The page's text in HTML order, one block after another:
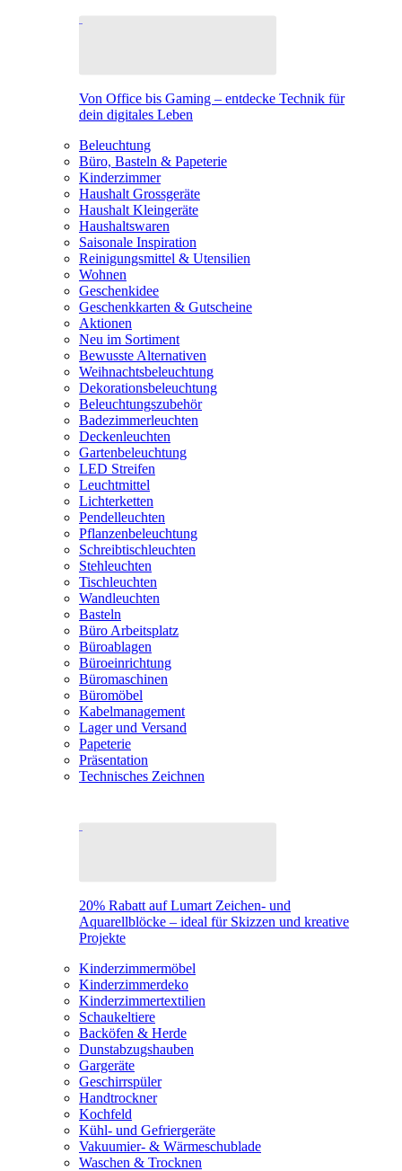
Von Office bis Gaming – entdecke Technik für
dein digitales Leben
Beleuchtung
Büro, Basteln & Papeterie
Kinderzimmer
Haushalt Grossgeräte
Haushalt Kleingeräte
Haushaltswaren
Saisonale Inspiration
Reinigungsmittel & Utensilien
Wohnen
Geschenkidee
Geschenkkarten & Gutscheine
Aktionen
Neu im Sortiment
Bewusste Alternativen
Weihnachtsbeleuchtung
Dekorationsbeleuchtung
Beleuchtungszubehör
Badezimmerleuchten
Deckenleuchten
Gartenbeleuchtung
LED Streifen
Leuchtmittel
Lichterketten
Pendelleuchten
Pflanzenbeleuchtung
Schreibtischleuchten
Stehleuchten
Tischleuchten
Wandleuchten
Basteln
Büro Arbeitsplatz
Büroablagen
Büroeinrichtung
Büromaschinen
Büromöbel
Kabelmanagement
Lager und Versand
Papeterie
Präsentation
Technisches Zeichnen
20% Rabatt auf Lumart Zeichen- und
Aquarellblöcke – ideal für Skizzen und kreative
Projekte
Kinderzimmermöbel
Kinderzimmerdeko
Kinderzimmertextilien
Schaukeltiere
Backöfen & Herde
Dunstabzugshauben
Gargeräte
Geschirrspüler
Handtrockner
Kochfeld
Kühl- und Gefriergeräte
Vakuumier- & Wärmeschublade
Waschen & Trocknen